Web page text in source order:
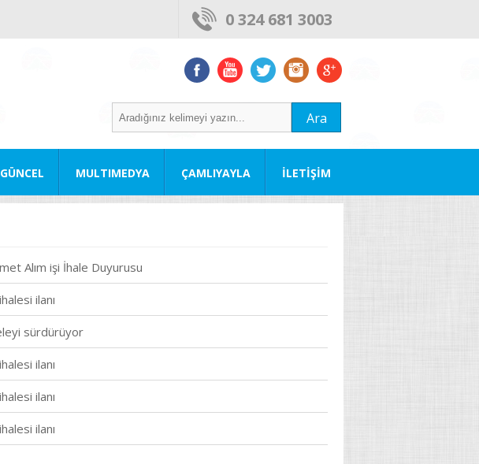
0 324 681 3003
Ara
GÜNCEL MULTIMEDYA ÇAMLIYAYLA İLETİŞİM
Alım işi İhale Duyurusu
ilanı
sürdürüyor
ilanı
ilanı
ilanı